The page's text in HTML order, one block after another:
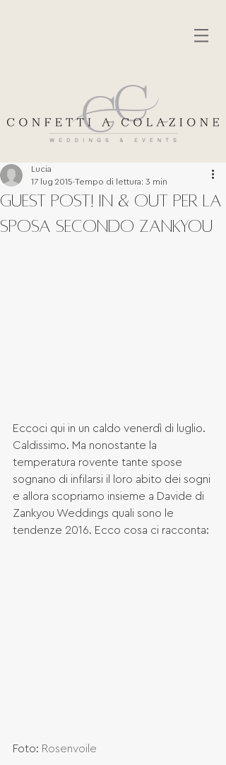
GUEST POST! IN & OUT PER LA
SPOSA SECONDO ZANKYOU
Lucia
17 lug 2015 Tempo di lettura: 3 min
Eccoci qui in un caldo venerdì di luglio.
Caldissimo. Ma nonostante la
temperatura rovente tante spose
sognano di infilarsi il loro abito dei sogni
e allora scopriamo insieme a Davide di
Zankyou Weddings quali sono le
tendenze 2016. Ecco cosa ci racconta:
Foto: Rosenvoile